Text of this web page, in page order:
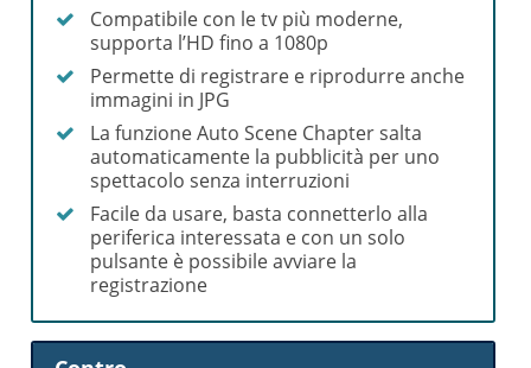
Compatibile con le tv più moderne,
supporta l’HD fino a 1080p
Permette di registrare e riprodurre anche
immagini in JPG
La funzione Auto Scene Chapter salta
automaticamente la pubblicità per uno
spettacolo senza interruzioni
Facile da usare, basta connetterlo alla
periferica interessata e con un solo
pulsante è possibile avviare la
registrazione